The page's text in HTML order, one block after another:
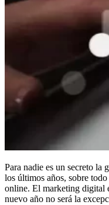
Para nadie es un secreto la
los últimos años, sobre
online. El marketing digital
nuevo año no será la